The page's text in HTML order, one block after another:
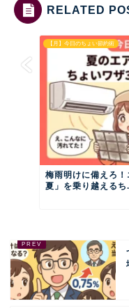
RELATED
【月】今日のちょい節約術
梅雨明けに備えろ
夏」を乗り越えるち